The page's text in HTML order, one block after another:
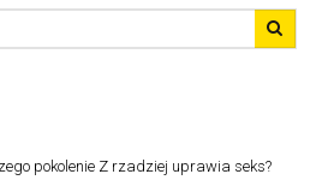
pokolenie Z rzadziej uprawia seks?